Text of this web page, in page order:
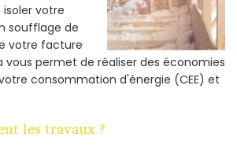
isoler votre
soufflage de
votre facture
permet de réaliser des économies
consommation d'énergie (CEE) et
les travaux ?